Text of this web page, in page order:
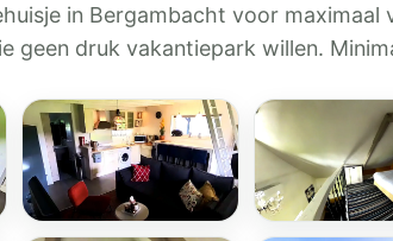
in Bergambacht voor maximaal
geen druk vakantiepark willen.